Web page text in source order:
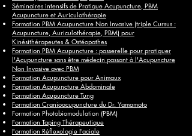
Séminaires intensifs de Pratique Acupuncture, PBM
Acupuncture et Auriculothérapie
Formation PBM Acupuncture Non Invasive (triple Cursus :
Acupuncture, Auriculothérapie, PBM) pour
Kinésithérapeutes & Ostéopathes
Formation PBM Acupuncture : passerelle pour pratiquer
l'Acupuncture sans être médecin passant à l'Acupuncture
Non Invasive avec PBM
Formation Acupuncture pour Animaux
Formation Acupuncture Abdominale
Formation Acupuncture Tung
Formation Cranioacupuncture du Dr. Yamamoto
Formation Photobiomodulation (PBM)
Formation Taping Thérapeutique
Formation Réflexologie Faciale